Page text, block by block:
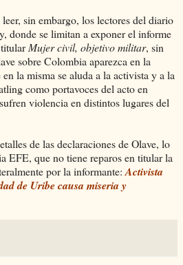
sin embargo, los lectores del diario
donde se limitan a exponer el informe
Mujer civil, objetivo militar, sin
sobre Colombia aparezca en la
la misma se aluda a la activista y a la
como portavoces del acto en
violencia en distintos lugares del
de las declaraciones de Olave, lo
EFE, que no tiene reparos en titular la
por la informante: Activista
de Uribe causa miseria y